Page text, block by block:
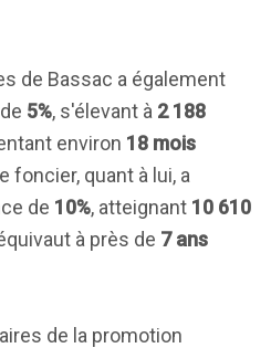
de Bassac a également
5%, s'élevant à 2 188
environ 18 mois
foncier, quant à lui, a
de 10%, atteignant 10 610
à près de 7 ans
de la promotion